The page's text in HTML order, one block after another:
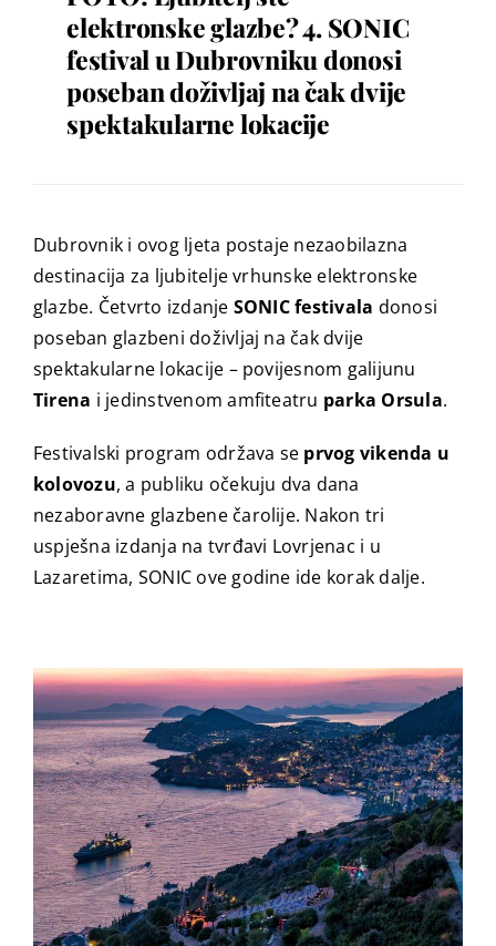
elektronske glazbe? 4. SONIC
festival u Dubrovniku donosi
poseban doživljaj na čak dvije
spektakularne lokacije
Dubrovnik i ovog ljeta postaje nezaobilazna
destinacija za ljubitelje vrhunske elektronske
glazbe. Četvrto izdanje SONIC festivala donosi
poseban glazbeni doživljaj na čak dvije
spektakularne lokacije – povijesnom galijunu
Tirena i jedinstvenom amfiteatru parka Orsula.
Festivalski program održava se prvog vikenda u
kolovozu, a publiku očekuju dva dana
nezaboravne glazbene čarolije. Nakon tri
uspješna izdanja na tvrđavi Lovrjenac i u
Lazaretima, SONIC ove godine ide korak dalje.